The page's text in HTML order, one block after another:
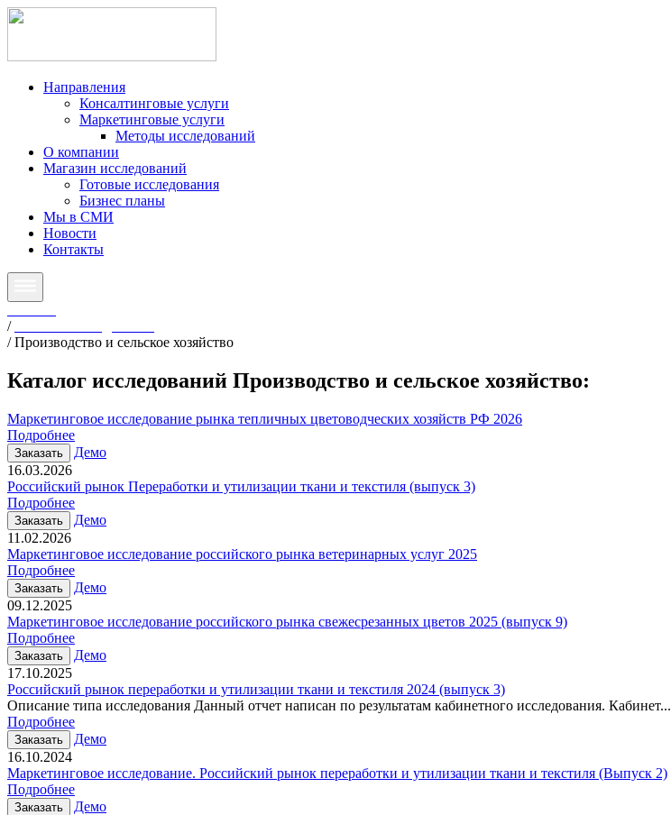
Направления
Консалтинговые услуги
Маркетинговые услуги
Методы исследований
О компании
Магазин исследований
Готовые исследования
Бизнес планы
Мы в СМИ
Новости
Контакты
/
/Производство и сельское хозяйство
Каталог исследований Производство и сельское хозяйство:
Маркетинговое исследование рынка тепличных цветоводческих хозяйств РФ 2026
Подробнее
Заказать
Демо
16.03.2026
Российский рынок Переработки и утилизации ткани и текстиля (выпуск 3)
Подробнее
Заказать
Демо
11.02.2026
Маркетинговое исследование российского рынка ветеринарных услуг 2025
Подробнее
Заказать
Демо
09.12.2025
Маркетинговое исследование российского рынка свежесрезанных цветов 2025 (выпуск 9)
Подробнее
Заказать
Демо
17.10.2025
Российский рынок переработки и утилизации ткани и текстиля 2024 (выпуск 3)
Описание типа исследования Данный отчет написан по результатам кабинетного исследования. Кабинет...
Подробнее
Заказать
Демо
16.10.2024
Маркетинговое исследование. Российский рынок переработки и утилизации ткани и текстиля (Выпуск 2)
Подробнее
Заказать
Демо